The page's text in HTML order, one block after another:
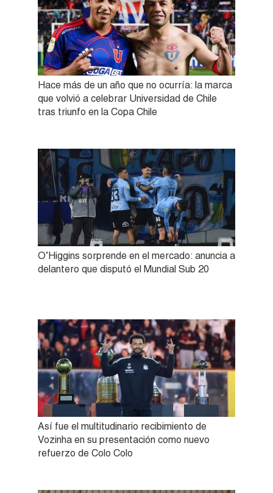
Hace más de un año que no ocurría: la marca
que volvió a celebrar Universidad de Chile
tras triunfo en la Copa Chile
O’Higgins sorprende en el mercado: anuncia a
delantero que disputó el Mundial Sub 20
Así fue el multitudinario recibimiento de
Vozinha en su presentación como nuevo
refuerzo de Colo Colo